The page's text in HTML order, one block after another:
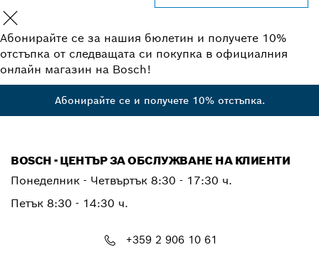
Абонирайте се за нашия бюлетин и получете 10%
отстъпка от следващата си покупка в официалния
онлайн магазин на Bosch!
Абонирайте се и получете 10% отстъпка.
BOSCH - ЦЕНТЪР ЗА ОБСЛУЖВАНЕ НА КЛИЕНТИ
Понеделник - Четвъртък 8:30 - 17:30 ч.
Петък 8:30 - 14:30 ч.
+359 2 906 10 61